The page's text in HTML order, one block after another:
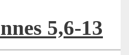
5,6-13